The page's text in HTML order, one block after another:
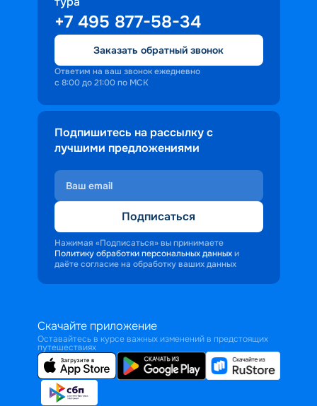
+7 495 877-58-34
Заказать обратный звонок
Ответим на ваш звонок ежедневно
с 8:00 до 21:00 по МСК
Подпишитесь на рассылку с
лучшими предложениями
Подписаться
Нажимая «Подписаться» вы принимаете
Политику обработки персональных данных и
даёте согласие на обработку ваших данных
Скачайте приложение
Оставайтесь в курсе важных изменений в предстоящих
путешествиях